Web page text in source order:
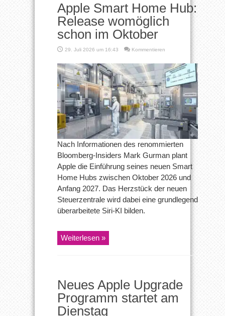
Apple Smart Home Hub:
Release womöglich
schon im Oktober
29. Juli 2026 um 16:43 Kommentieren
Nach Informationen des renommierten
Bloomberg-Insiders Mark Gurman plant
Apple die Einführung seines neuen Smart
Home Hubs zwischen Oktober 2026 und
Anfang 2027. Das Herzstück der neuen
Steuerzentrale wird dabei eine grundlegend
überarbeitete Siri-KI bilden.
Weiterlesen »
Neues Apple Upgrade
Programm startet am
Dienstag